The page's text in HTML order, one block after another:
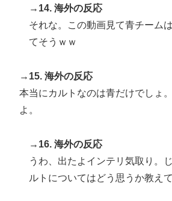
→14. 海外の反応
それな。この動画見て青チーム
てそうｗｗ
→15. 海外の反応
本当にカルトなのは青だけでしょ
よ。
→16. 海外の反応
うわ、出たよインテリ気取り。
ルトについてはどう思うか教えて